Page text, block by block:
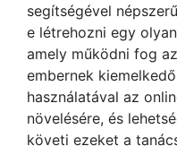
segítségével
e létrehozni egy
amely működni fog
embernek
használatával az
növelésére, és
követi ezeket a